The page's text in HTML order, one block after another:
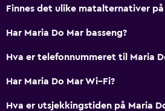
Finnes det ulike matalternativer på
Har Maria Do Mar basseng?
Hva er telefonnummeret til Maria
Har Maria Do Mar Wi–Fi?
Hva er utsjekkingstiden på Maria